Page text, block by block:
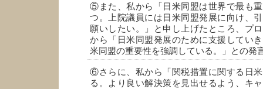
⑤また、私から「日米同盟は世界で最も
つ。上院議員には日米同盟発展に向け、
願いしたい。」と申し上げたところ、プ
から「日米同盟発展のために支援してい
米同盟の重要性を強調している。」との発
⑥さらに、私から「関税措置に関する日
る。より良い解決策を見出せるよう、キ